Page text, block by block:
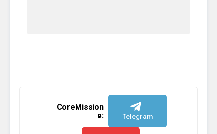
CoreMission
в:
Telegram